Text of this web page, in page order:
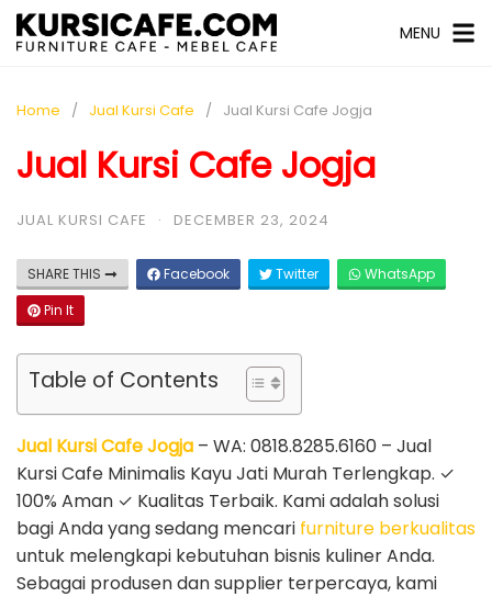
MENU
Home Jual Kursi Cafe Jual Kursi Cafe Jogja
Jual Kursi Cafe Jogja
JUAL KURSI CAFE · DECEMBER 23, 2024
SHARE THIS Facebook Twitter
WhatsApp
Pin It
Table of Contents
Jual Kursi Cafe Jogja – WA: 0818.8285.6160 – Jual
Kursi Cafe Minimalis Kayu Jati Murah Terlengkap. ✓
100% Aman ✓ Kualitas Terbaik. Kami adalah solusi
bagi Anda yang sedang mencari furniture berkualitas
untuk melengkapi kebutuhan bisnis kuliner Anda.
Sebagai produsen dan supplier terpercaya, kami